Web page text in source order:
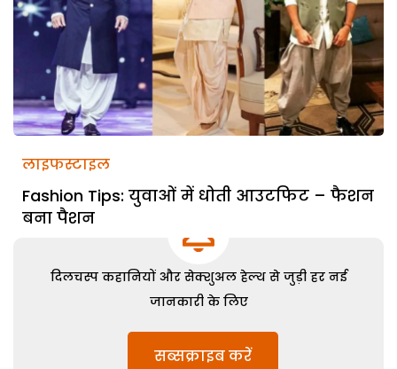
लाइफस्टाइल
Fashion Tips: युवाओं में धोती आउटफिट – फैशन
बना पैशन
दिलचस्प कहानियों और सेक्शुअल हेल्थ से जुड़ी हर नई
जानकारी के लिए
सब्सक्राइब करें